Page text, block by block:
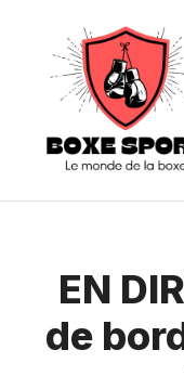
contenu
EN
de